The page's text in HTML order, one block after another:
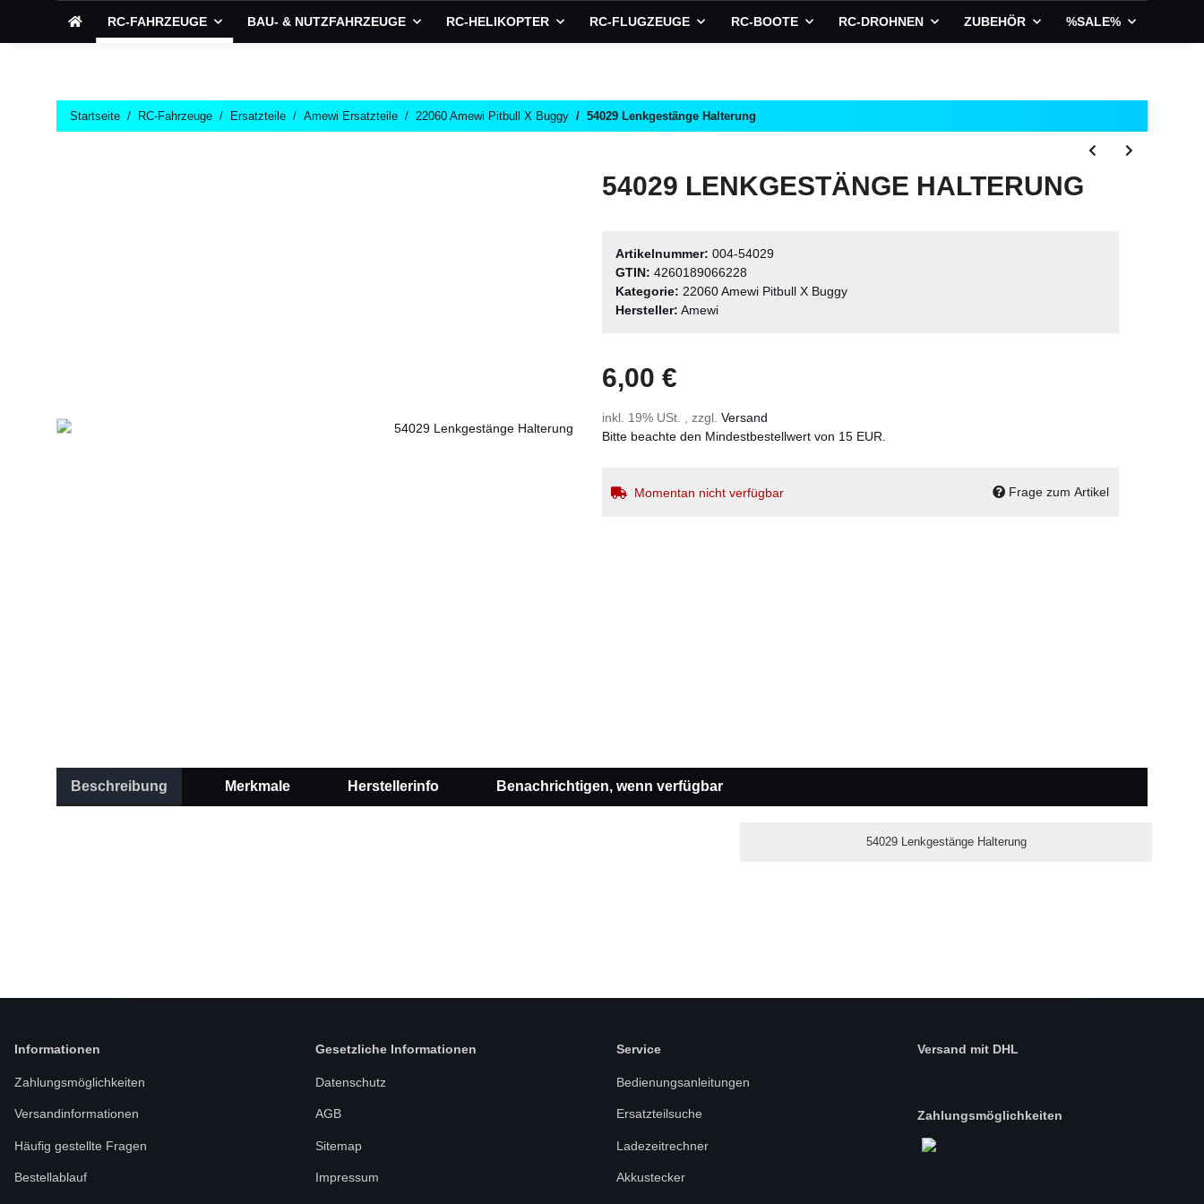
RC-FAHRZEUGE BAU- & NUTZFAHRZEUGE RC-HELIKOPTER RC-FLUGZEUGE RC-BOOTE RC-DROHNEN ZUBEHÖR %SALE%
Startseite RC-Fahrzeuge Ersatzteile Amewi Ersatzteile 22060 Amewi Pitbull X Buggy 54029 Lenkgestänge Halterung
54029 LENKGESTÄNGE HALTERUNG
Artikelnummer: 004-54029
GTIN: 4260189066228
Kategorie: 22060 Amewi Pitbull X Buggy
Hersteller: Amewi
6,00 €
inkl. 19% USt. , zzgl. Versand
Bitte beachte den Mindestbestellwert von 15 EUR.
Momentan nicht verfügbar Frage zum Artikel
Beschreibung Merkmale Herstellerinfo Benachrichtigen, wenn verfügbar
54029 Lenkgestänge Halterung
Informationen
Zahlungsmöglichkeiten
Versandinformationen
Häufig gestellte Fragen
Bestellablauf
Gesetzliche Informationen
Datenschutz
AGB
Sitemap
Impressum
Service
Bedienungsanleitungen
Ersatzteilsuche
Ladezeitrechner
Akkustecker
Versand mit DHL
Zahlungsmöglichkeiten